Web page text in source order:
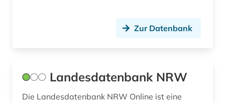
marktdaten (2)
marktforschung (1)
marokko (1)
Zur Datenbank
Landesdatenbank NRW
Die Landesdatenbank NRW Online ist eine